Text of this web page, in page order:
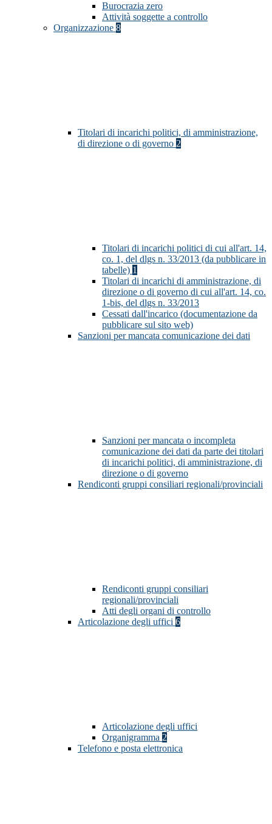
Burocrazia zero
Attività soggette a controllo
Organizzazione 8
Titolari di incarichi politici, di amministrazione,
di direzione o di governo 2
Titolari di incarichi politici di cui all'art. 14,
co. 1, del dlgs n. 33/2013 (da pubblicare in
tabelle) 1
Titolari di incarichi di amministrazione, di
direzione o di governo di cui all'art. 14, co.
1-bis, del dlgs n. 33/2013
Cessati dall'incarico (documentazione da
pubblicare sul sito web)
Sanzioni per mancata comunicazione dei dati
Sanzioni per mancata o incompleta
comunicazione dei dati da parte dei titolari
di incarichi politici, di amministrazione, di
direzione o di governo
Rendiconti gruppi consiliari regionali/provinciali
Rendiconti gruppi consiliari
regionali/provinciali
Atti degli organi di controllo
Articolazione degli uffici 6
Articolazione degli uffici
Organigramma 2
Telefono e posta elettronica